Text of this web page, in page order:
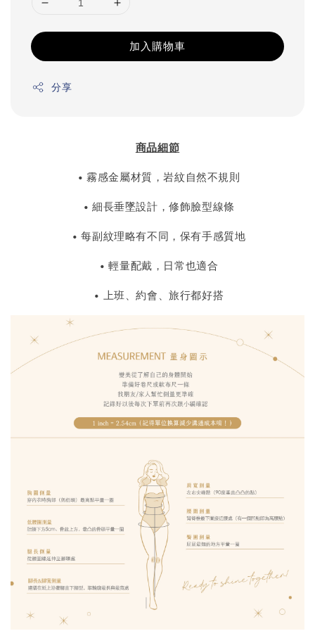
加入購物車
分享
商品細節
• 霧感金屬材質，岩紋自然不規則
• 細長垂墜設計，修飾臉型線條
• 每副紋理略有不同，保有手感質地
• 輕量配戴，日常也適合
• 上班、約會、旅行都好搭